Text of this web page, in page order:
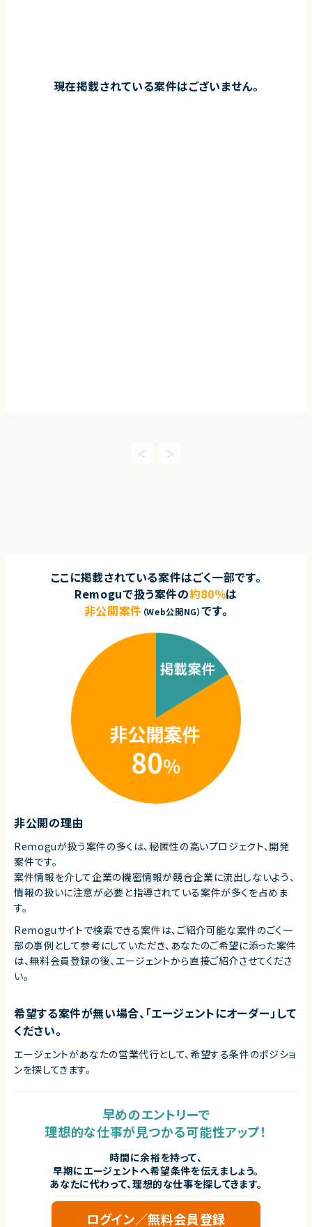
現在掲載されている案件はございません。
ここに掲載されている案件はごく一部です。
Remoguで扱う案件の約80％は
非公開案件 （Web公開NG）です。
非公開の理由
Remoguが扱う案件の多くは、秘匿性の高いプロジェクト、開発
案件です。
案件情報を介して企業の機密情報が競合企業に流出しないよう、
情報の扱いに注意が必要と指導されている案件が多くを占めま
す。
Remoguサイトで検索できる案件は、ご紹介可能な案件のごく一
部の事例として参考にしていただき、 あなたのご希望に添った案件
は、無料会員登録の後、エージェントから直接ご紹介させてくださ
い。
希望する案件が無い場合、「エージェントにオーダー」して
ください。
エージェントがあなたの営業代行として、希望する条件のポジショ
ンを探してきます。
早めのエントリーで
理想的な仕事が見つかる可能性アップ！
時間に余裕を持って、
早期にエージェントへ希望条件を伝えましょう。
あなたに代わって、理想的な仕事を探してきます。
ログイン／無料会員登録